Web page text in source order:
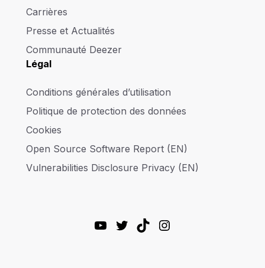
Carrières
Presse et Actualités
Communauté Deezer
Légal
Conditions générales d’utilisation
Politique de protection des données
Cookies
Open Source Software Report (EN)
Vulnerabilities Disclosure Privacy (EN)
YouTube
Twitter
TikTokInstagram